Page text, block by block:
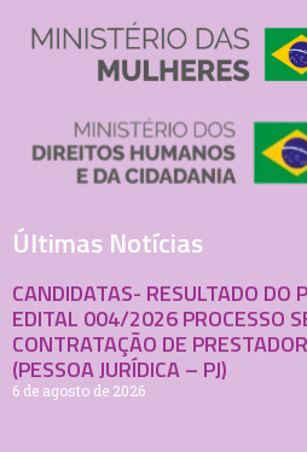
Últimas Notícias
CANDIDATAS- RESULTADO DO
EDITAL 004/2026 PROCESSO
CONTRATAÇÃO DE
(PESSOA JURÍDICA – PJ)
6 de agosto de 2026